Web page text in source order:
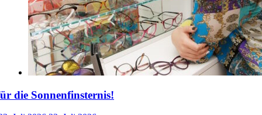
die Sonnenfinsternis!